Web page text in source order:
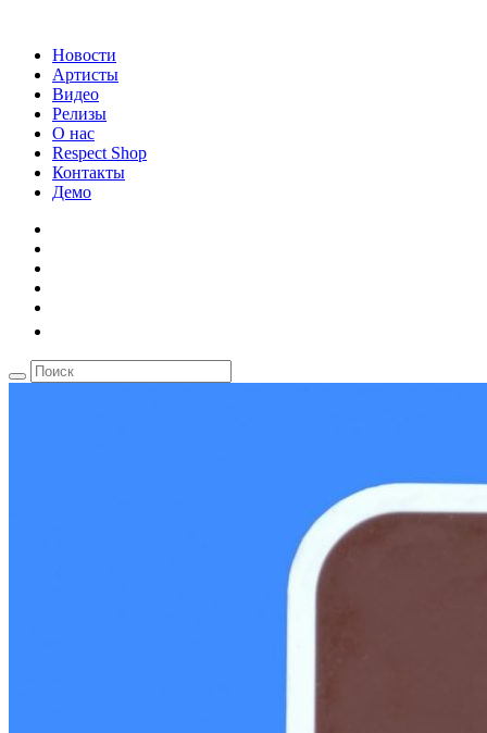
Новости
Артисты
Видео
Релизы
О нас
Respect Shop
Контакты
Демо